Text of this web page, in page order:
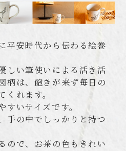
平安時代から伝わる絵巻
しい筆使いによる活き活
柄は、飽きが来ず毎日の
れます。
いサイズです。
手の中でしっかりと持つ
ので、お茶の色もきれい